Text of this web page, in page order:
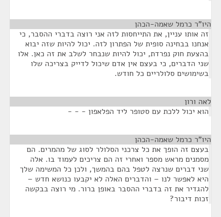
היו"ר כרמל שאמה-הכהן
זה אותו עניין, את התייחסות לזה אני רוצה בדברי ההסבר, כי
אנחנו בבחינה סופית של הפתרון לזה. יכול להיות שזה יבוא
בהצעת חוק נפרדת, יכול להיות שנבחר לשלב את זה כאן. אלו
שני הדברים, כי בעצם אין אדם שיכול לדייק בצריכה שלו
בשימושים סלולריים כל חודש.
לאה ורון
הוא יכול ללכת עם סטופר ליד הפלאפון - - -
היו"ר כרמל שאמה-הכהן
בעצם זה הופך את כל צרכני הסלולר לסוג של מהמרים. הם
מסמנים מראש מספר ואחרי זה הם צריכים לעמוד בו. אלה
שני דברים שנרצה לטפל בהם בהמשך, ולכן כל המשימה שלך
היא לאפשר לנו – והדברים האלה לא יקבעו כנושא חדש –
להגדיר את זה בדברי ההסבר באופן ברור. מי רוצה בבקשה
זכות דיבור?